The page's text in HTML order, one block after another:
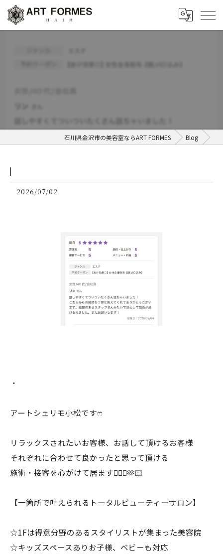
石川県金沢市の美容室ならART FORMES Blog
2026/07/02
・
アートシェリモ小松ですෆ
リラックスされたいお客様、お話して頂けるお客様
それぞれに合わせて良かったと思って頂ける
施術・接客を心がけて居ます🧖🏻‍♀️🫶🏻
【一箇所で叶えられるトータルビューティーサロン】
☆1Fは得意分野のあるスタイリストが集まった美容院
☆キッズスペースありお子様、ベビーも対応